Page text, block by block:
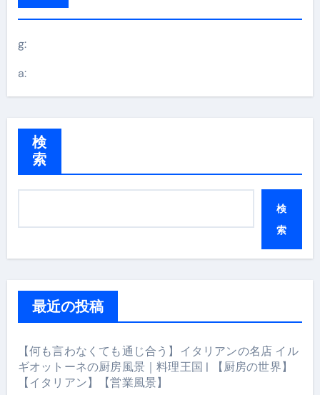
g:
a:
検
索
検
索
最近の投稿
【何も言わなくても通じ合う】イタリアンの名店 イル
ギオットーネの厨房風景｜料理王国 | 【厨房の世界】
【イタリアン】【営業風景】